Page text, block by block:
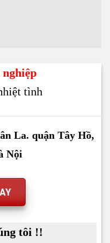
tình
La. quận Tây Hồ,
Nội
tôi !!